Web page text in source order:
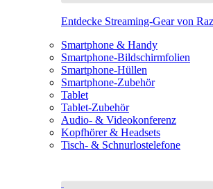
Entdecke Streaming-Gear von
Smartphone & Handy
Smartphone-Bildschirmfolien
Smartphone-Hüllen
Smartphone-Zubehör
Tablet
Tablet-Zubehör
Audio- & Videokonferenz
Kopfhörer & Headsets
Tisch- & Schnurlostelefone